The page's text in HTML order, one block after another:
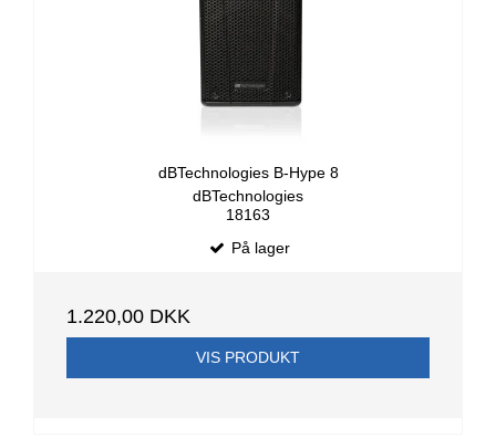
dBTechnologies B-Hype 8
dBTechnologies
18163
På lager
1.220,00 DKK
VIS PRODUKT